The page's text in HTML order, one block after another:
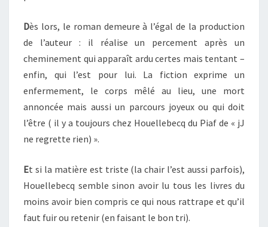
Dès lors, le roman demeure à l’égal de la production
de l’auteur : il réalise un percement après un
cheminement qui apparaît ardu certes mais tentant –
enfin, qui l’est pour lui. La fiction exprime un
enfermement, le corps mêlé au lieu, une mort
annoncée mais aussi un parcours joyeux ou qui doit
l’être ( il y a toujours chez Houellebecq du Piaf de « jJ
ne regrette rien) ».
Et si la matière est triste (la chair l’est aussi parfois),
Houellebecq semble sinon avoir lu tous les livres du
moins avoir bien compris ce qui nous rattrape et qu’il
faut fuir ou retenir (en faisant le bon tri).